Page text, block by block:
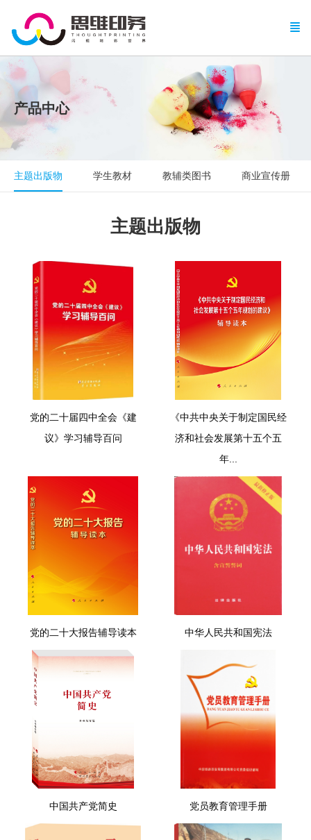
产品中心
主题出版物 学生教材 教辅类图书 商业宣传册
主题出版物
党的二十届四中全会《建
议》学习辅导百问
《中共中央关于制定国民经
济和社会发展第十五个五
年...
党的二十大报告辅导读本 中华人民共和国宪法
中国共产党简史 党员教育管理手册